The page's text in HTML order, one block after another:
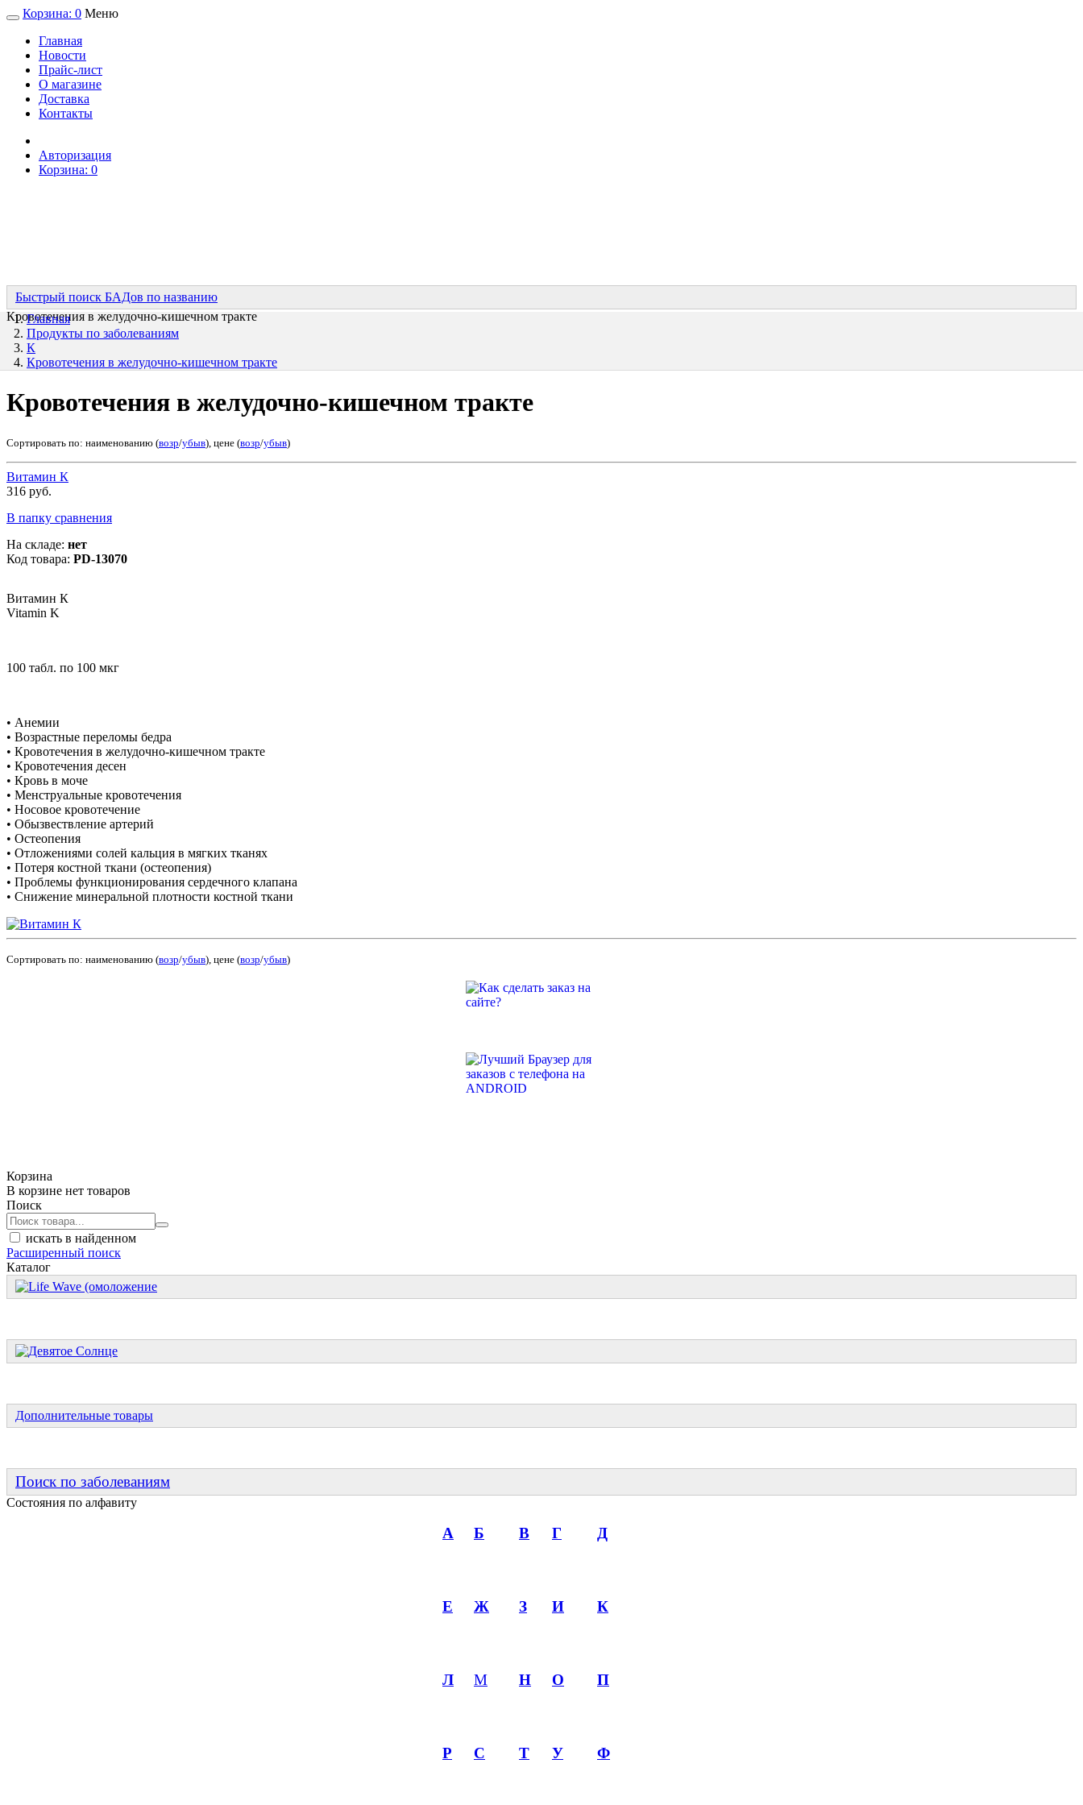
Корзина: 0 Меню
Главная
Новости
Прайс-лист
О магазине
Доставка
Контакты
Авторизация
Корзина: 0
Быстрый поиск БАДов по названию
Кровотечения в желудочно-кишечном тракте
Главная
Продукты по заболеваниям
К
Кровотечения в желудочно-кишечном тракте
Кровотечения в желудочно-кишечном тракте
Сортировать по: наименованию (возр/убыв), цене (возр/убыв)
Витамин К
316 руб.
В папку сравнения
На складе: нет
Код товара: PD-13070
Витамин К
Vitamin K
100 табл. по 100 мкг
• Анемии
• Возрастные переломы бедра
• Кровотечения в желудочно-кишечном тракте
• Кровотечения десен
• Кровь в моче
• Менструальные кровотечения
• Носовое кровотечение
• Обызвествление артерий
• Остеопения
• Отложениями солей кальция в мягких тканях
• Потеря костной ткани (остеопения)
• Проблемы функционирования сердечного клапана
• Снижение минеральной плотности костной ткани
Сортировать по: наименованию (возр/убыв), цене (возр/убыв)
Корзина
В корзине нет товаров
Поиск
искать в найденном
Расширенный поиск
Каталог
Дополнительные товары
Поиск по заболеваниям
Состояния по алфавиту
А Б В Г Д
Е Ж З И К
Л М Н О П
Р С Т У Ф